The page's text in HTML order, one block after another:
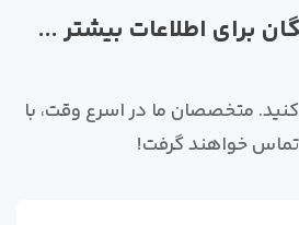
برای اطلاعات بیشتر ...
کنید. متخصصان ما در اسرع وقت، با
خواهند گرفت!